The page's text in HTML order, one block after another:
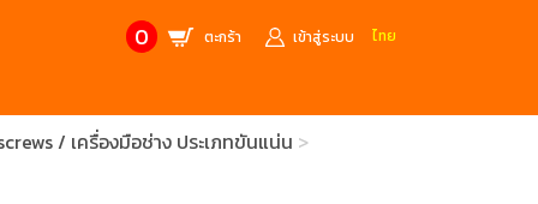
0 ตะกร้า เข้าสู่ระบบ ไทย
MANUFACTURE’S BRANDS
US
/ เครื่องมือช่าง ประเภทขันแน่น